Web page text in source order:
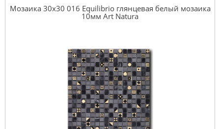
Мозаика 30x30 016 Equilibrio глянцевая белый мозаика
10мм Art Natura